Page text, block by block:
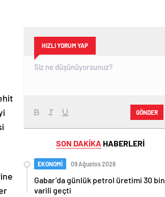
HIZLI YORUM YAP
GÖNDER
SON DAKİKA HABERLERİ
EKONOMİ 09 Ağustos 2026
Gabar’da günlük petrol üretimi 30 bin
varili geçti